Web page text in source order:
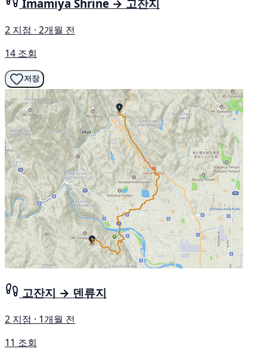
Imamiya Shrine → 고잔지
2 지점 · 2개월 전
14 조회
저장
고잔지 → 덴류지
2 지점 · 1개월 전
11 조회